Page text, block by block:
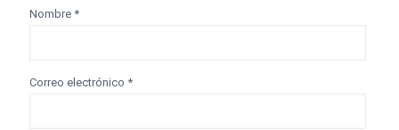
Nombre *
Correo electrónico *